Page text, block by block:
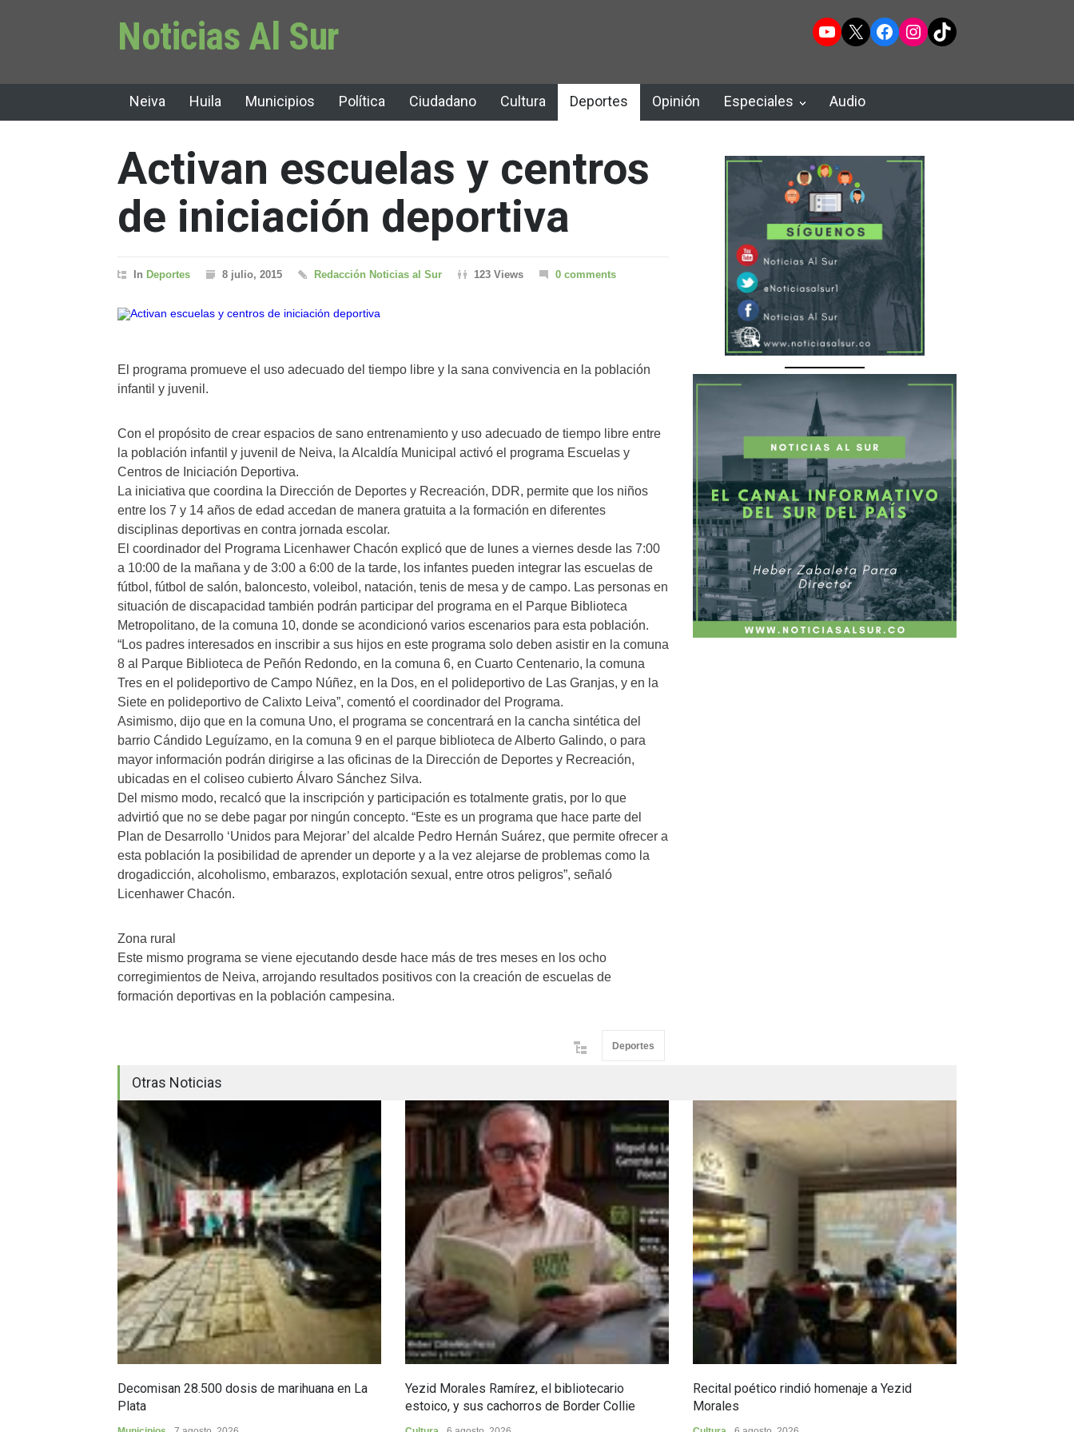
Noticias Al Sur YouTube
X Facebook
Instagram
TikTok
Neiva Huila Municipios Política Ciudadano Cultura Deportes Opinión Especiales Audio
Activan escuelas y centros
de iniciación deportiva
In Deportes 8 julio, 2015 Redacción Noticias al Sur 123 Views 0 comments
El programa promueve el uso adecuado del tiempo libre y la sana convivencia en la población
infantil y juvenil.
Con el propósito de crear espacios de sano entrenamiento y uso adecuado de tiempo libre entre
la población infantil y juvenil de Neiva, la Alcaldía Municipal activó el programa Escuelas y
Centros de Iniciación Deportiva.
La iniciativa que coordina la Dirección de Deportes y Recreación, DDR, permite que los niños
entre los 7 y 14 años de edad accedan de manera gratuita a la formación en diferentes
disciplinas deportivas en contra jornada escolar.
El coordinador del Programa Licenhawer Chacón explicó que de lunes a viernes desde las 7:00
a 10:00 de la mañana y de 3:00 a 6:00 de la tarde, los infantes pueden integrar las escuelas de
fútbol, fútbol de salón, baloncesto, voleibol, natación, tenis de mesa y de campo. Las personas en
situación de discapacidad también podrán participar del programa en el Parque Biblioteca
Metropolitano, de la comuna 10, donde se acondicionó varios escenarios para esta población.
“Los padres interesados en inscribir a sus hijos en este programa solo deben asistir en la comuna
8 al Parque Biblioteca de Peñón Redondo, en la comuna 6, en Cuarto Centenario, la comuna
Tres en el polideportivo de Campo Núñez, en la Dos, en el polideportivo de Las Granjas, y en la
Siete en polideportivo de Calixto Leiva”, comentó el coordinador del Programa.
Asimismo, dijo que en la comuna Uno, el programa se concentrará en la cancha sintética del
barrio Cándido Leguízamo, en la comuna 9 en el parque biblioteca de Alberto Galindo, o para
mayor información podrán dirigirse a las oficinas de la Dirección de Deportes y Recreación,
ubicadas en el coliseo cubierto Álvaro Sánchez Silva.
Del mismo modo, recalcó que la inscripción y participación es totalmente gratis, por lo que
advirtió que no se debe pagar por ningún concepto. “Este es un programa que hace parte del
Plan de Desarrollo ‘Unidos para Mejorar’ del alcalde Pedro Hernán Suárez, que permite ofrecer a
esta población la posibilidad de aprender un deporte y a la vez alejarse de problemas como la
drogadicción, alcoholismo, embarazos, explotación sexual, entre otros peligros”, señaló
Licenhawer Chacón.
Zona rural
Este mismo programa se viene ejecutando desde hace más de tres meses en los ocho
corregimientos de Neiva, arrojando resultados positivos con la creación de escuelas de
formación deportivas en la población campesina.
Deportes
Otras Noticias
Decomisan 28.500 dosis de marihuana en La
Plata
Yezid Morales Ramírez, el bibliotecario
estoico, y sus cachorros de Border Collie
Recital poético rindió homenaje a Yezid
Morales